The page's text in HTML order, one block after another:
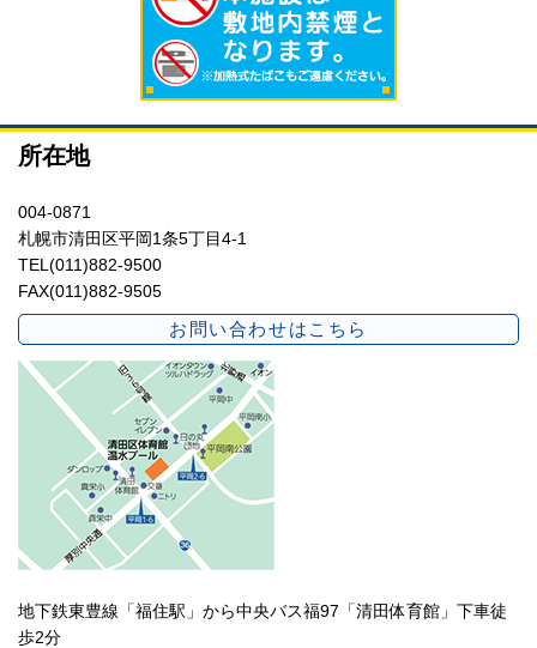
所在地
004-0871
札幌市清田区平岡1条5丁目4-1
TEL(011)882-9500
FAX(011)882-9505
お問い合わせはこちら
地下鉄東豊線「福住駅」から中央バス福97「清田体育館」下車徒
歩2分